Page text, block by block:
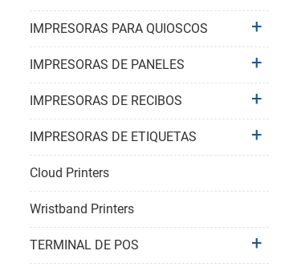
IMPRESORAS PARA QUIOSCOS
IMPRESORAS DE PANELES
IMPRESORAS DE RECIBOS
IMPRESORAS DE ETIQUETAS
Cloud Printers
Wristband Printers
TERMINAL DE POS